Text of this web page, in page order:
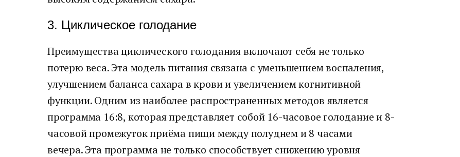
3. Циклическое голодание
Преимущества циклического голодания включают себя не только
потерю веса. Эта модель питания связана с уменьшением воспаления,
улучшением баланса сахара в крови и увеличением когнитивной
функции. Одним из наиболее распространенных методов является
программа 16:8, которая представляет собой 16-часовое голодание и 8-
часовой промежуток приёма пищи между полуднем и 8 часами
вечера. Эта программа не только способствует снижению уровня